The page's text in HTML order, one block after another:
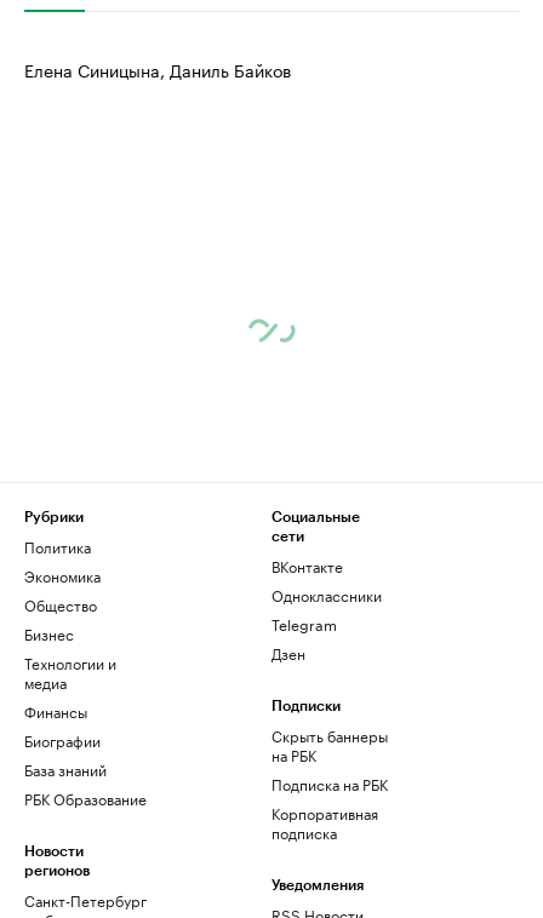
Елена Синицына, Даниль Байков
Рубрики
Политика
Экономика
Общество
Бизнес
Технологии и
медиа
Финансы
Биографии
База знаний
РБК Образование
Новости
регионов
Санкт-Петербург
Социальные
сети
ВКонтакте
Одноклассники
Telegram
Дзен
Подписки
Скрыть баннеры
на РБК
Подписка на РБК
Корпоративная
подписка
Уведомления